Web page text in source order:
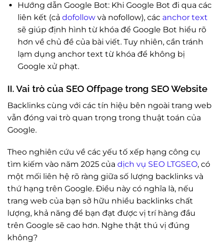
Hướng dẫn Google Bot: Khi Google Bot đi qua các
liên kết (cả dofollowvà nofollow), các anchor text
sẽ giúp định hình từ khóa để Google Bot hiểu rõ
hơn về chủ đề của bài viết. Tuy nhiên, cần tránh
lạm dụng anchor text từ khóa để không bị
Google xử phạt.
II. Vai trò của SEO Offpage trong SEO Website
Backlinks cùng với các tín hiệu bên ngoài trang web
vẫn đóng vai trò quan trọng trong thuật toán của
Google.
Theo nghiên cứu về các yếu tố xếp hạng công cụ
tìm kiếm vào năm 2025 của dịch vụ SEO LTGSEO, có
một mối liên hệ rõ ràng giữa số lượng backlinks và
thứ hạng trên Google. Điều này có nghĩa là, nếu
trang web của bạn sở hữu nhiều backlinks chất
lượng, khả năng để bạn đạt được vị trí hàng đầu
trên Google sẽ cao hơn. Nghe thật thú vị đúng
không?